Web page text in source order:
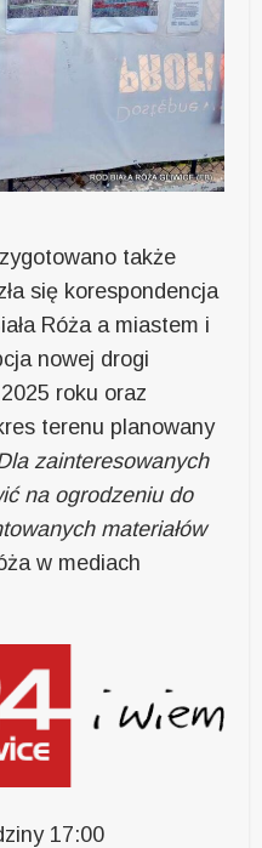
także
się korespondencja
Róża a miastem i
nowej drogi
roku oraz
terenu planowany
zainteresowanych
na ogrodzeniu do
materiałów
w mediach
17:00